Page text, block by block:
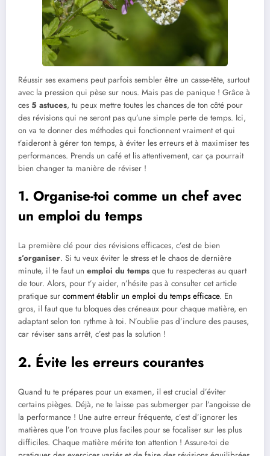
Réussir ses examens peut parfois sembler être un casse-tête, surtout
avec la pression qui pèse sur nous. Mais pas de panique ! Grâce à
ces 5 astuces, tu peux mettre toutes les chances de ton côté pour
des révisions qui ne seront pas qu’une simple perte de temps. Ici,
on va te donner des méthodes qui fonctionnent vraiment et qui
t’aideront à gérer ton temps, à éviter les erreurs et à maximiser tes
performances. Prends un café et lis attentivement, car ça pourrait
bien changer ta manière de réviser !
1. Organise-toi comme un chef avec
un emploi du temps
La première clé pour des révisions efficaces, c’est de bien
s’organiser. Si tu veux éviter le stress et le chaos de dernière
minute, il te faut un emploi du temps que tu respecteras au quart
de tour. Alors, pour t’y aider, n’hésite pas à consulter cet article
pratique sur comment établir un emploi du temps efficace. En
gros, il faut que tu bloques des créneaux pour chaque matière, en
adaptant selon ton rythme à toi. N’oublie pas d’inclure des pauses,
car réviser sans arrêt, c’est pas la solution !
2. Évite les erreurs courantes
Quand tu te prépares pour un examen, il est crucial d’éviter
certains pièges. Déjà, ne te laisse pas submerger par l’angoisse de
la performance ! Une autre erreur fréquente, c’est d’ignorer les
matières que l’on trouve plus faciles pour se focaliser sur les plus
difficiles. Chaque matière mérite ton attention ! Assure-toi de